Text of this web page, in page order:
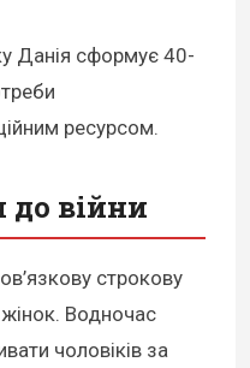
Данія сформує 40-
ресурсом.
до війни
строкову
Водночас
чоловіків за